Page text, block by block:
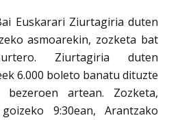
Euskarari Ziurtagiria duten
asmoarekin, zozketa bat
Ziurtagiria duten
6.000 boleto banatu dituzte
artean. Zozketa,
9:30ean, Arantzako